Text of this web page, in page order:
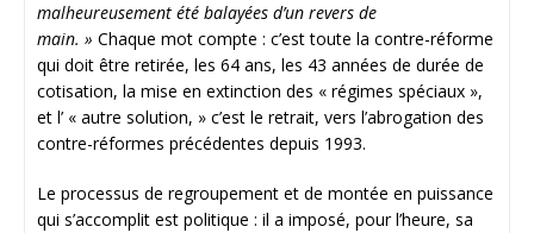
malheureusement été balayées d’un revers de
main. » Chaque mot compte : c’est toute la contre-réforme
qui doit être retirée, les 64 ans, les 43 années de durée de
cotisation, la mise en extinction des « régimes spéciaux »,
et l’ « autre solution, » c’est le retrait, vers l’abrogation des
contre-réformes précédentes depuis 1993.
Le processus de regroupement et de montée en puissance
qui s’accomplit est politique : il a imposé, pour l’heure, sa